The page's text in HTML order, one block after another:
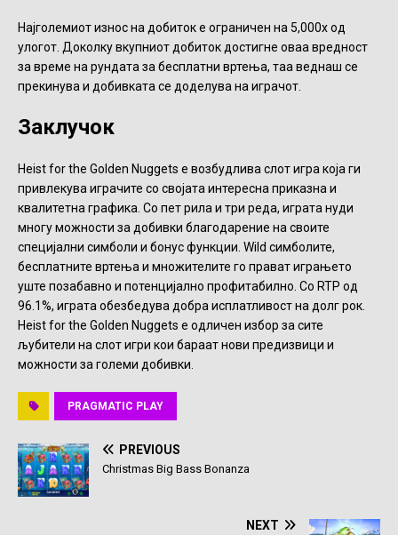
Најголемиот износ на добиток е ограничен на 5,000x од
улогот. Доколку вкупниот добиток достигне оваа вредност
за време на рундата за бесплатни вртења, таа веднаш се
прекинува и добивката се доделува на играчот.
Заклучок
Heist for the Golden Nuggets е возбудлива слот игра која ги
привлекува играчите со својата интересна приказна и
квалитетна графика. Со пет рила и три реда, играта нуди
многу можности за добивки благодарение на своите
специјални симболи и бонус функции. Wild симболите,
бесплатните вртења и множителите го прават играњето
уште позабавно и потенцијално профитабилно. Со RTP од
96.1%, играта обезбедува добра исплатливост на долг рок.
Heist for the Golden Nuggets е одличен избор за сите
љубители на слот игри кои бараат нови предизвици и
можности за големи добивки.
PRAGMATIC PLAY
PREVIOUS
Christmas Big Bass Bonanza
NEXT